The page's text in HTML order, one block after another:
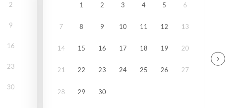
2
9
16
23
30
1 2 3 4 5 6
7 8 9 10 11 12 13
14 15 16 17 18 19 20
21 22 23 24 25 26 27
28 29 30